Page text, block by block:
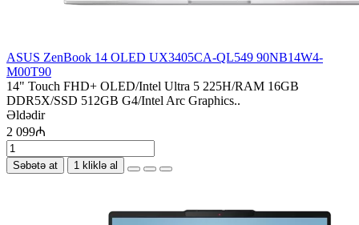
ASUS ZenBook 14 OLED UX3405CA-QL549 90NB14W4-
M00T90
14" Touch FHD+ OLED/Intel Ultra 5 225H/RAM 16GB
DDR5X/SSD 512GB G4/Intel Arc Graphics..
Əldədir
2 099₼
Səbətə at 1 kliklə al